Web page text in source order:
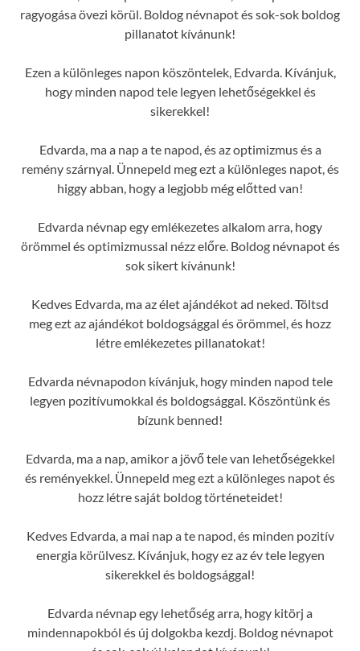
ragyogása övezi körül. Boldog névnapot és sok-sok boldog
pillanatot kívánunk!
Ezen a különleges napon köszöntelek, Edvarda. Kívánjuk,
hogy minden napod tele legyen lehetőségekkel és
sikerekkel!
Edvarda, ma a nap a te napod, és az optimizmus és a
remény szárnyal. Ünnepeld meg ezt a különleges napot, és
higgy abban, hogy a legjobb még előtted van!
Edvarda névnap egy emlékezetes alkalom arra, hogy
örömmel és optimizmussal nézz előre. Boldog névnapot és
sok sikert kívánunk!
Kedves Edvarda, ma az élet ajándékot ad neked. Töltsd
meg ezt az ajándékot boldogsággal és örömmel, és hozz
létre emlékezetes pillanatokat!
Edvarda névnapodon kívánjuk, hogy minden napod tele
legyen pozitívumokkal és boldogsággal. Köszöntünk és
bízunk benned!
Edvarda, ma a nap, amikor a jövő tele van lehetőségekkel
és reményekkel. Ünnepeld meg ezt a különleges napot és
hozz létre saját boldog történeteidet!
Kedves Edvarda, a mai nap a te napod, és minden pozitív
energia körülvesz. Kívánjuk, hogy ez az év tele legyen
sikerekkel és boldogsággal!
Edvarda névnap egy lehetőség arra, hogy kitörj a
mindennapokból és új dolgokba kezdj. Boldog névnapot